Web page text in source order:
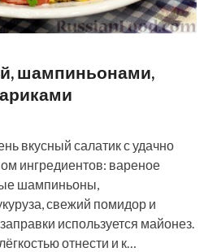
шампиньонами,
вкусный салатик с удачно
ингредиентов: вареное
шампиньоны,
свежий помидор и
используется майонез.
отнести и к…